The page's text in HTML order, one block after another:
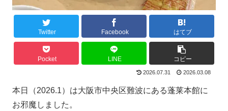
Twitter Facebook はてブ
Pocket LINE コピー
2026.07.31 2026.03.08
本日（2026.1）は大阪市中央区難波にある蓬莱本館に
お邪魔しました。